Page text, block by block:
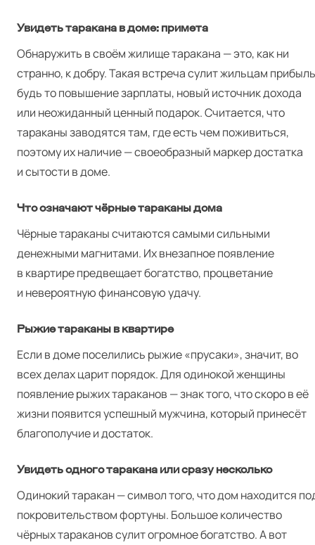
Увидеть таракана в доме: примета
Обнаружить в своём жилище таракана — это, как ни
странно, к добру. Такая встреча сулит жильцам
будь то повышение зарплаты, новый источник дохода
или неожиданный ценный подарок. Считается, что
тараканы заводятся там, где есть чем поживиться,
поэтому их наличие — своеобразный маркер достатка
и сытости в доме.
Что означают чёрные тараканы дома
Чёрные тараканы считаются самыми сильными
денежными магнитами. Их внезапное появление
в квартире предвещает богатство, процветание
и невероятную финансовую удачу.
Рыжие тараканы в квартире
Если в доме поселились рыжие «прусаки», значит, во
всех делах царит порядок. Для одинокой женщины
появление рыжих тараканов — знак того, что скоро в её
жизни появится успешный мужчина, который принесёт
благополучие и достаток.
Увидеть одного таракана или сразу несколько
Одинокий таракан — символ того, что дом находится
покровительством фортуны. Большое количество
чёрных тараканов сулит огромное богатство. А вот